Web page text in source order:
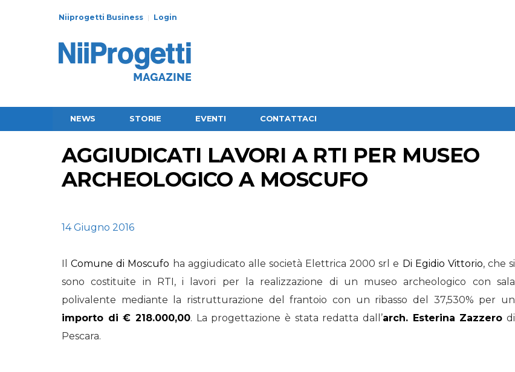
Niiprogetti Business Login
NEWS STORIE EVENTI CONTATTACI
AGGIUDICATI LAVORI A RTI PER MUSEO
ARCHEOLOGICO A MOSCUFO
14 Giugno 2016
IlComune di Moscufo ha aggiudicato alle società Elettrica 2000 srl e Di Egidio Vittorio, che si
sono costituite in RTI, i lavori per la realizzazione di un museo archeologico con sala
polivalente mediante la ristrutturazione del frantoio con un ribasso del 37,530% per un
importo di € 218.000,00. La progettazione è stata redatta dall’arch. Esterina Zazzero di
Pescara.
STORIE
URBAN
STORIE
Urban Headquarters: